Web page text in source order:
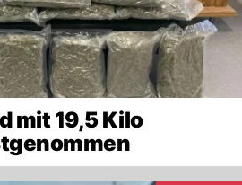
mit 19,5 Kilo